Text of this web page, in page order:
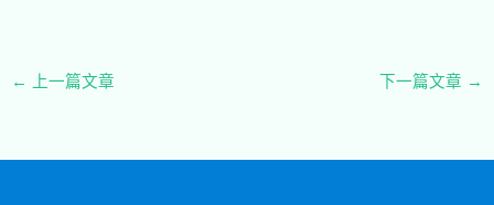
← 上一篇文章 下一篇文章 →